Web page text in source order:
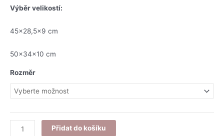
Výběr velikostí:
45×28,5×9 cm
50x34x10 cm
Rozměr
Přidat do košíku